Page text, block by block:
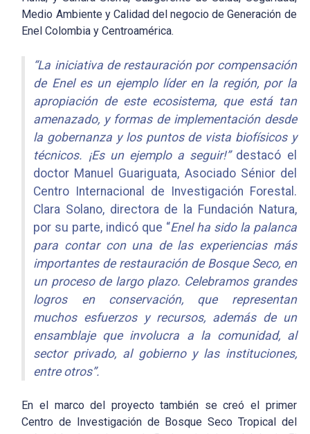
Medio Ambiente y Calidad del negocio de Generación de
Enel Colombia y Centroamérica.
“La iniciativa de restauración por compensación
de Enel es un ejemplo líder en la región, por la
apropiación de este ecosistema, que está tan
amenazado, y formas de implementación desde
la gobernanza y los puntos de vista biofísicos y
técnicos. ¡Es un ejemplo a seguir!”destacó el
doctor Manuel Guariguata, Asociado Sénior del
Centro Internacional de Investigación Forestal.
Clara Solano, directora de la Fundación Natura,
por su parte, indicó que “Enel ha sido la palanca
para contar con una de las experiencias más
importantes de restauración de Bosque Seco, en
un proceso de largo plazo. Celebramos grandes
logros en conservación, que representan
muchos esfuerzos y recursos, además de un
ensamblaje que involucra a la comunidad, al
sector privado, al gobierno y las instituciones,
entre otros”.
En el marco del proyecto también se creó el primer
Centro de Investigación de Bosque Seco Tropical del